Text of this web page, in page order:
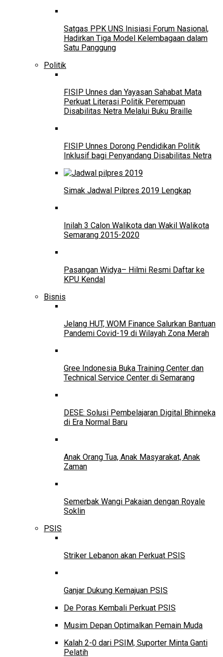
Satgas PPK UNS Inisiasi Forum Nasional,
Hadirkan Tiga Model Kelembagaan dalam
Satu Panggung
Politik
FISIP Unnes dan Yayasan Sahabat Mata
Perkuat Literasi Politik Perempuan
Disabilitas Netra Melalui Buku Braille
FISIP Unnes Dorong Pendidikan Politik
Inklusif bagi Penyandang Disabilitas Netra
Simak Jadwal Pilpres 2019 Lengkap
Inilah 3 Calon Walikota dan Wakil Walikota
Semarang 2015-2020
Pasangan Widya– Hilmi Resmi Daftar ke
KPU Kendal
Bisnis
Jelang HUT, WOM Finance Salurkan Bantuan
Pandemi Covid-19 di Wilayah Zona Merah
Gree Indonesia Buka Training Center dan
Technical Service Center di Semarang
DESE: Solusi Pembelajaran Digital Bhinneka
di Era Normal Baru
Anak Orang Tua, Anak Masyarakat, Anak
Zaman
Semerbak Wangi Pakaian dengan Royale
Soklin
PSIS
Striker Lebanon akan Perkuat PSIS
Ganjar Dukung Kemajuan PSIS
De Poras Kembali Perkuat PSIS
Musim Depan Optimalkan Pemain Muda
Kalah 2-0 dari PSIM, Suporter Minta Ganti
Pelatih